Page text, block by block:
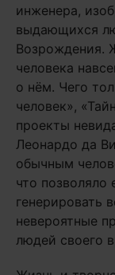
инженера,
выдающихся
Возрождения.
человека
о нём. Чего
человек»,
проекты
Леонардо да
обычным
что
генерировать
невероятные
людей своего